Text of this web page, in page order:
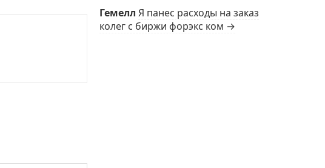
Гемелл Я панес расходы на заказ
колег с биржи форэкс ком →